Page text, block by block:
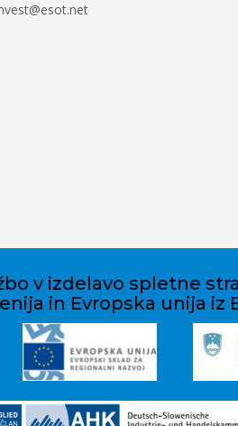
v izdelavo spletne
in Evropska unija iz